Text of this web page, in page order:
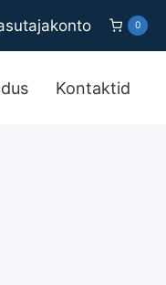
0
Kontaktid